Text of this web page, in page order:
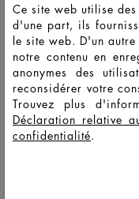
HD
14888 LSS 50 56
HD
14887 LSS 50 56
HD
14890 LSS 100
Ce site web utilise
d'une part, ils
le site web. D'un
notre contenu en
anonymes des
reconsidérer votre
Trouvez plus
Déclaration relative
confidentialité.